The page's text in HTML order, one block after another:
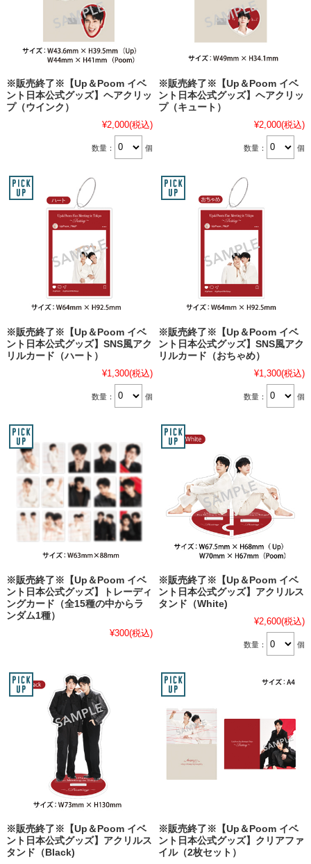
※販売終了※【Up＆Poom イベ
ント日本公式グッズ】ヘアクリッ
プ（ウインク）
¥2,000(税込)
数量： 個
※販売終了※【Up＆Poom イベ
ント日本公式グッズ】ヘアクリッ
プ（キュート）
¥2,000(税込)
数量： 個
※販売終了※【Up＆Poom イベ
ント日本公式グッズ】SNS風アク
リルカード（ハート）
¥1,300(税込)
数量： 個
※販売終了※【Up＆Poom イベ
ント日本公式グッズ】SNS風アク
リルカード（おちゃめ）
¥1,300(税込)
数量： 個
※販売終了※【Up＆Poom イベ
ント日本公式グッズ】トレーディ
ングカード（全15種の中からラ
ンダム1種）
¥300(税込)
※販売終了※【Up＆Poom イベ
ント日本公式グッズ】アクリルス
タンド（White)
¥2,600(税込)
数量： 個
※販売終了※【Up＆Poom イベ
ント日本公式グッズ】アクリルス
タンド（Black)
※販売終了※【Up＆Poom イベ
ント日本公式グッズ】クリアファ
イル（2枚セット）